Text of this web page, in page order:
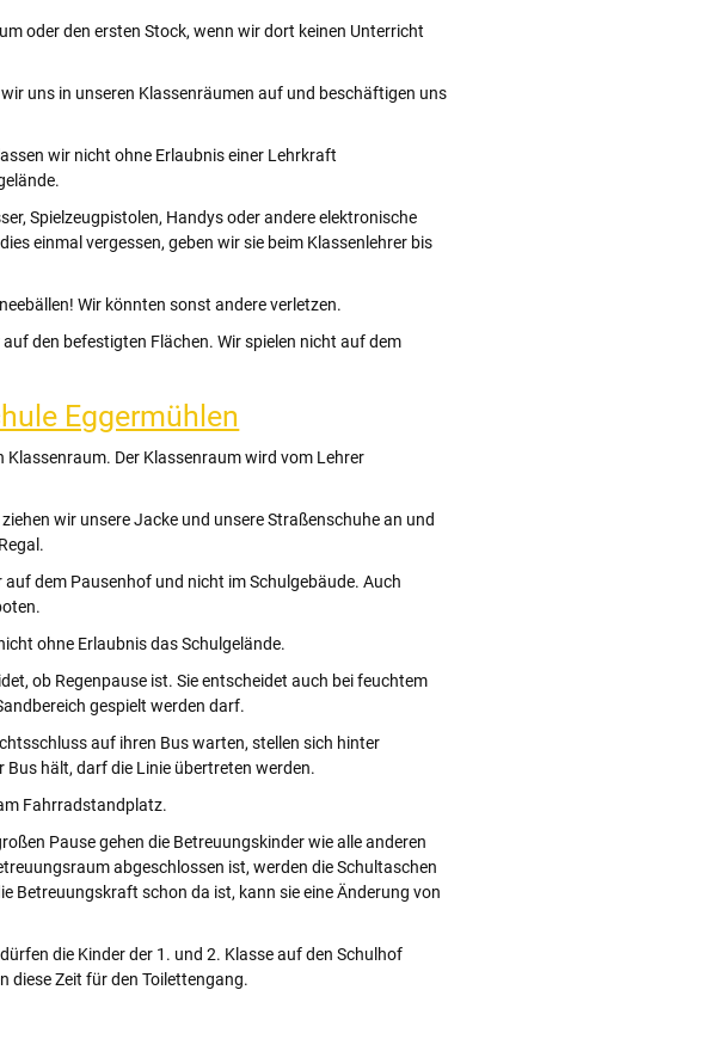
oder den ersten Stock, wenn wir dort keinen Unterricht
uns in unseren Klassenräumen auf und beschäftigen uns
wir nicht ohne Erlaubnis einer Lehrkraft
Spielzeugpistolen, Handys oder andere elektronische
einmal vergessen, geben wir sie beim Klassenlehrer bis
Wir könnten sonst andere verletzen.
den befestigten Flächen. Wir spielen nicht auf dem
Eggermühlen
Klassenraum. Der Klassenraum wird vom Lehrer
wir unsere Jacke und unsere Straßenschuhe an und
dem Pausenhof und nicht im Schulgebäude. Auch
ohne Erlaubnis das Schulgelände.
ob Regenpause ist. Sie entscheidet auch bei feuchtem
gespielt werden darf.
auf ihren Bus warten, stellen sich hinter
Bus hält, darf die Linie übertreten werden.
Fahrradstandplatz.
Pause gehen die Betreuungskinder wie alle anderen
abgeschlossen ist, werden die Schultaschen
Betreuungskraft schon da ist, kann sie eine Änderung von
die Kinder der 1. und 2. Klasse auf den Schulhof
diese Zeit für den Toilettengang.